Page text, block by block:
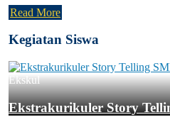
Read More
Kegiatan Siswa
Ekskul
Ekstrakurikuler Story